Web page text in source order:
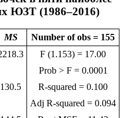
ЮЗТ (1986–2016)
MS
Number of obs = 155
F (1.153) = 17.00
Prob > F = 0.0001
130.5
R-squared = 0.100
Adj R-squared = 0.094